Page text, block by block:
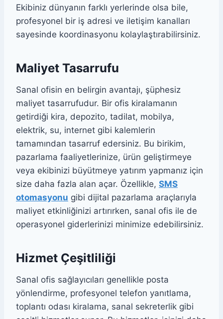
Ekibiniz dünyanın farklı yerlerinde olsa bile,
profesyonel bir iş adresi ve iletişim kanalları
sayesinde koordinasyonu kolaylaştırabilirsiniz.
Maliyet Tasarrufu
Sanal ofisin en belirgin avantajı, şüphesiz
maliyet tasarrufudur. Bir ofis kiralamanın
getirdiği kira, depozito, tadilat, mobilya,
elektrik, su, internet gibi kalemlerin
tamamından tasarruf edersiniz. Bu birikim,
pazarlama faaliyetlerinize, ürün geliştirmeye
veya ekibinizi büyütmeye yatırım yapmanız için
size daha fazla alan açar. Özellikle, SMS
otomasyonu gibi dijital pazarlama araçlarıyla
maliyet etkinliğinizi artırırken, sanal ofis ile de
operasyonel giderlerinizi minimize edebilirsiniz.
Hizmet Çeşitliliği
Sanal ofis sağlayıcıları genellikle posta
yönlendirme, profesyonel telefon yanıtlama,
toplantı odası kiralama, sanal sekreterlik gibi